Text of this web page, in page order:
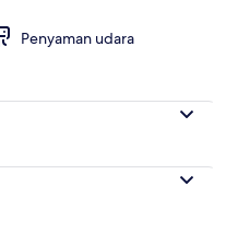
Penyaman udara